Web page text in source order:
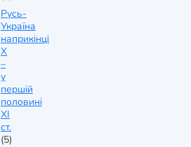
Русь-
Україна
наприкінці
X
–
у
першій
половині
XI
ст.
(5)